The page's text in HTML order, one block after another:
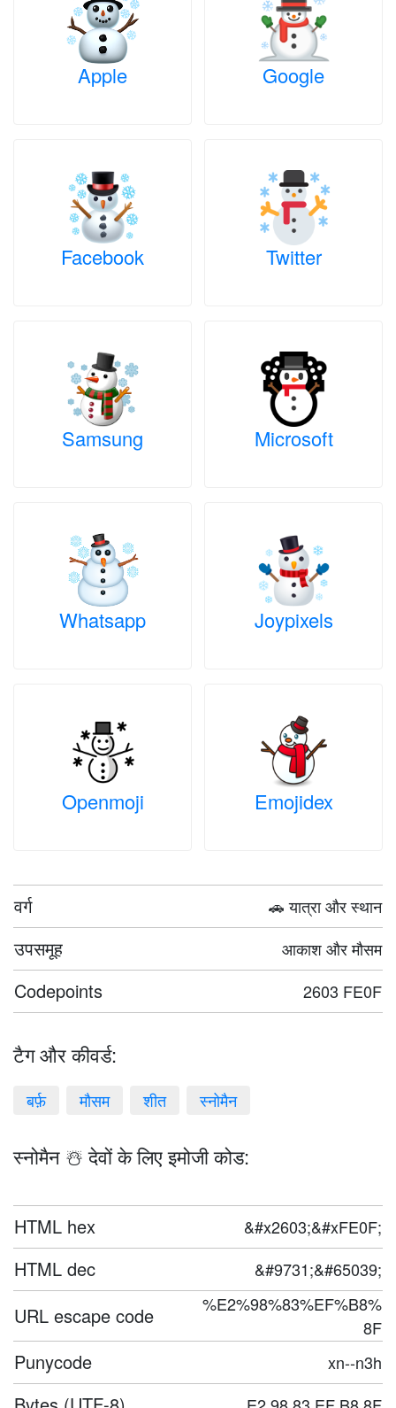
Apple Google
Facebook Twitter
Samsung Microsoft
Whatsapp Joypixels
Openmoji Emojidex
वर्ग 🚗 यात्रा और स्थान
उपसमूह आकाश और मौसम
Codepoints 2603 FE0F
टैग और कीवर्ड:
बर्फ़ मौसम शीत स्नोमैन
स्नोमैन ☃️ देवों के लिए इमोजी कोड:
HTML hex &#x2603;&#xFE0F;
HTML dec &#9731;&#65039;
URL escape code
%E2%98%83%EF%B8%
8F
Punycode xn--n3h